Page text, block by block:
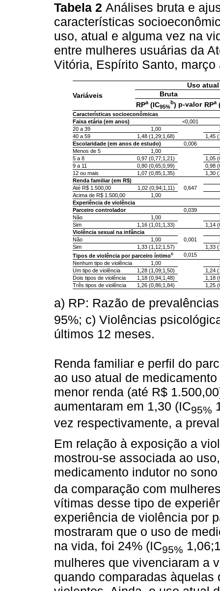
Tabela 2 Análises bruta e
características
uso, atual e alguma vez na
entre mulheres usuárias da
Vitória, Espírito Santo,
Variáveis
Uso atual
Bruta
RPa(IC95%
b) p-valor RPa
Características socioeconômicas
Faixa etária (em anos)
<0,001
20 a 39
1,00
40 a 59
1,48 (1,29;1,68)
1,45
Escolaridade (em anos de estudo)
0,006
Menos de 5
1,00
5 a 8
0,97 (0,77;1,21)
1,05
9 a 11
0,80 (0,65;0,99)
0,98
12 ou mais
1,07 (0,85;1,35)
1,30
Renda familiar (em R$)
0,647
Até R$ 1.500,00
1,02 (0,94;1,11)
Acima de R$ 1.500,00
1,00
Experiência de violência
Parceiro controlador
0,039
Não
1,00
Sim
1,16 (1,01;1,33)
1,14
Violência sexual na infância
0,001
Não 1,00
Sim
1,33 (1,12;1,57)
1,33
Tipos de violência por parceiro íntimoc
0,015
Nenhum tipo de violência
1,00
Um tipo de violência
1,28 (1,09;1,50)
1,24
Dois tipos de violência
1,18 (0,94;1,48)
1,18
Três tipos de violência
1,26 (0,86;1,84) 1,25
a) RP: Razão de
95%; c) Violências
últimos 12 meses.
Renda familiar e perfil do
ao uso atual de
menor renda (até R$
aumentaram em 1,30 (IC95%
vez respectivamente, a
Em relação à exposição a
mostrou-se associada ao
medicamento indutor no
da comparação com
vítimas desse tipo de
experiência de violência por
mostraram que o uso de
na vida, foi 24% (IC95%
mulheres que vivenciaram a
quando comparadas